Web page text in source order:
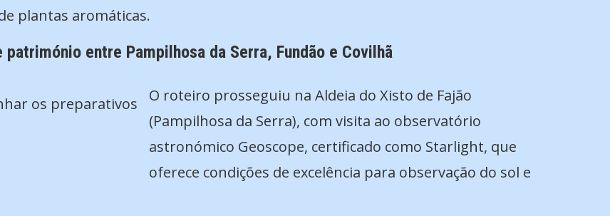
plantas aromáticas.
entre Pampilhosa da Serra, Fundão e Covilhã
os preparativos
O roteiro prosseguiu na Aldeia do Xisto de Fajão
(Pampilhosa da Serra), com visita ao observatório
astronómico Geoscope, certificado como Starlight, que
oferece condições de excelência para observação do sol e